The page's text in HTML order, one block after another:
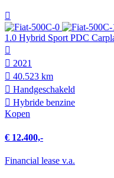
1.0 Hybrid Sport PDC
2021
40.523 km
Hand­geschakeld
Hybride benzine
Kopen
€ 12.400,-
Financial lease v.a.